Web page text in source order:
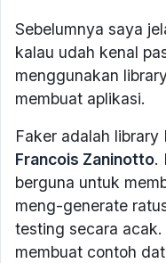
Sebelumnya saya
kalau udah kenal
menggunakan
membuat aplikasi.
Faker adalah
Francois Zaninotto.
berguna untuk
meng-generate
testing secara
membuat contoh